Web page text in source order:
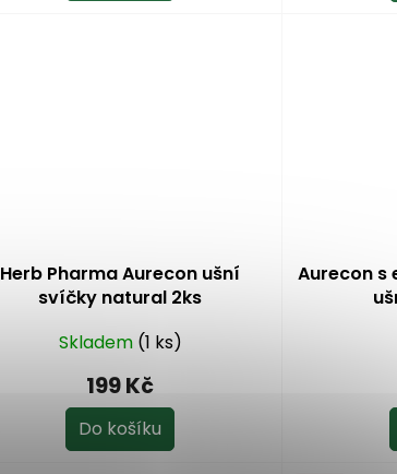
Herb Pharma Aurecon ušní
svíčky natural 2ks
Skladem (1 ks)
199 Kč
Do košíku
Aurecon s